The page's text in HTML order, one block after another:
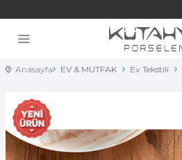
Anasayfa EV & MUTFAK Ev Tekstili